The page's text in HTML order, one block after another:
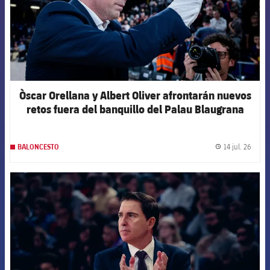
Òscar Orellana y Albert Oliver afrontarán nuevos
retos fuera del banquillo del Palau Blaugrana
BALONCESTO 14 jul. 26
FCB Barcelona badge